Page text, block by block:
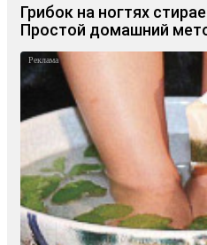
Грибок на ногтях
Простой домашний